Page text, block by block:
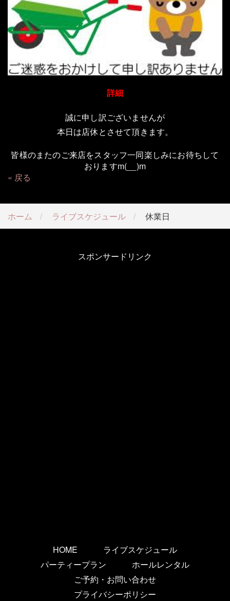
詳細
誠に申し訳ございませんが
本日は店休とさせて頂きます。
皆様のまたのご来店をスタッフ一同楽しみにお待ちして
おりますm(__)m
戻る
ホーム ライブスケジュール 休業日
スポンサードリンク
HOME
ライブスケジュール
パーティープラン
ホールレンタル
ご予約・お問い合わせ
プライバシーポリシー